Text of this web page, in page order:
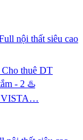
thuê DT
- 2 ♨️
VISTA…